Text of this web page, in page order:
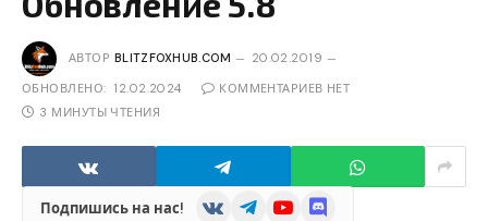
АВТОР BLITZFOXHUB.COM 20.02.2019
ОБНОВЛЕНО: 12.02.2024
КОММЕНТАРИЕВ НЕТ
3 МИНУТЫ ЧТЕНИЯ
Подпишись на нас! VKontakteTelegramYouTubeDiscord